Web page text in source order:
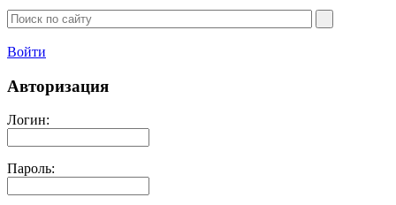
Войти
Авторизация
Логин:
Пароль: